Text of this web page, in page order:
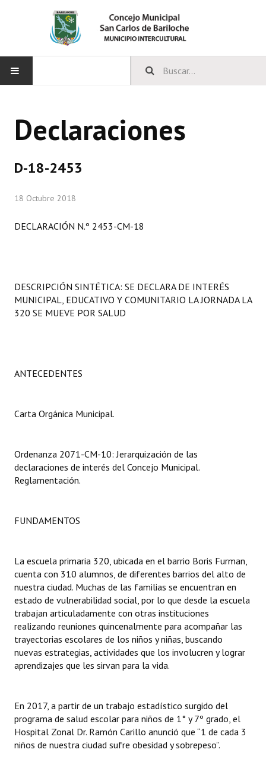
CONCEJO
Comisiones Especiales
LEGISLACIÓN
Carta Orgánica 2007
Organigrama
DOCUMENTOS
Dictámenes Asesoría Letrada
Actas de Sesión
Informes de Unidad Coordinadora
Ejecución Presupuestaria
Actas de Audiencias Públicas
Comunicaciones
Declaraciones
Declaraciones
D-18-2453
18 Octubre 2018
DECLARACIÓN N.º 2453-CM-18
DESCRIPCIÓN SINTÉTICA: SE DECLARA DE INTERÉS
MUNICIPAL, EDUCATIVO Y COMUNITARIO LA JORNADA LA
320 SE MUEVE POR SALUD
ANTECEDENTES
Carta Orgánica Municipal.
Ordenanza 2071-CM-10: Jerarquización de las
declaraciones de interés del Concejo Municipal.
Reglamentación.
FUNDAMENTOS
La escuela primaria 320, ubicada en el barrio Boris Furman,
cuenta con 310 alumnos, de diferentes barrios del alto de
nuestra ciudad. Muchas de las familias se encuentran en
estado de vulnerabilidad social, por lo que desde la escuela
trabajan articuladamente con otras instituciones
realizando reuniones quincenalmente para acompañar las
trayectorias escolares de los niños y niñas, buscando
nuevas estrategias, actividades que los involucren y lograr
aprendizajes que les sirvan para la vida.
En 2017, a partir de un trabajo estadístico surgido del
programa de salud escolar para niños de 1° y 7º grado, el
Hospital Zonal Dr. Ramón Carillo anunció que “1 de cada 3
niños de nuestra ciudad sufre obesidad y sobrepeso”.